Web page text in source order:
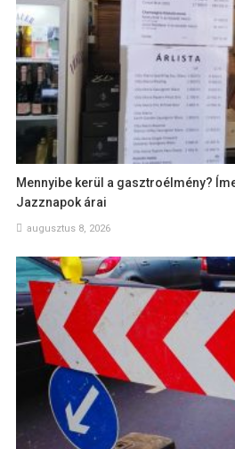
Mennyibe kerül a gasztroélmény?
Jazznapok árai
augusztus 8, 2026